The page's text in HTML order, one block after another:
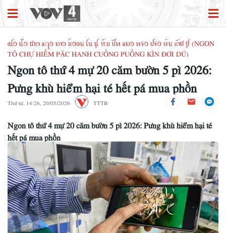
ꪹꪊꪉ ꪊꪲꪉ ꪠꪱꪒ ꪵꪖꪉ ꪭꪱꪉ ꪣꪳꪉꪮꪙ ꪶꪕ ꪊꪴ ꪬꪸꪣ ꪜꪰꪀ ꪵꪭꪉ ꪀꪺꪉ ꪜꪺꪉ ꪀꪲꪙ ꫄ꪒꪥ ꪤꪴ (NGON
TÔ CHỰ HIỀM PẶC HANH CUỒNG PUỒNG KÌN ĐƠI DÚ)
Ngon tô thứ 4 mự 20 căm bườn 5 pì 2026:
Pưng khù hiểm hại té hết pá mua phồn
Thứ tư, 14:26, 20/05/2026 TTTB
Ngon tô thứ 4 mự 20 căm bườn 5 pì 2026: Pưng khù hiểm hại té
hết pá mua phồn